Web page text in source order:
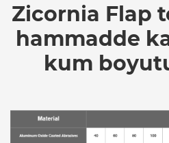
Zicornia Flap
hammadde
kum